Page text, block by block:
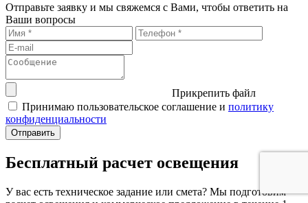
Отправьте заявку и мы свяжемся с Вами, чтобы ответить на
Ваши вопросы
Прикрепить файл
Принимаю пользовательское соглашение и политику
конфиденциальности
Бесплатный расчет освещения
У вас есть техническое задание или смета? Мы подготовим